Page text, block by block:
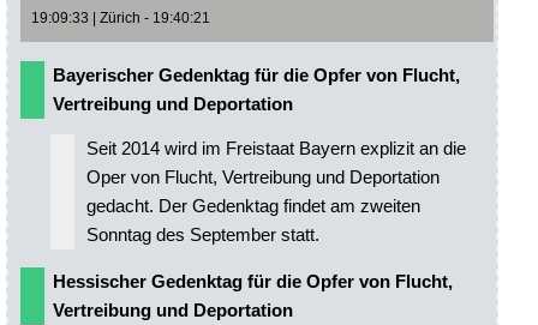
19:09:33 | Zürich - 19:40:21
Bayerischer Gedenktag für die Opfer von Flucht,
Vertreibung und Deportation
Seit 2014 wird im Freistaat Bayern explizit an die
Oper von Flucht, Vertreibung und Deportation
gedacht. Der Gedenktag findet am zweiten
Sonntag des September statt.
Hessischer Gedenktag für die Opfer von Flucht,
Vertreibung und Deportation